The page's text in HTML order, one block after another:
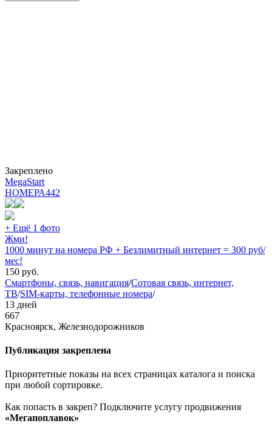
Закреплено
MegaStart
НОМЕРА442
+ Ещё 1 фото
Жми!
1000 минут на номера РФ + Безлимитный интернет = 300 руб/
мес!
150 руб.
Смартфоны, связь, навигация/Сотовая связь, интернет,
ТВ/SIM-карты, телефонные номера/
13 дней
667
Красноярск, Железнодорожников
Публикация закреплена
Приоритетные показы на всех страницах каталога и поиска
при любой сортировке.
Как попасть в закреп? Подключите услугу продвижения
«Мегапоплавок»